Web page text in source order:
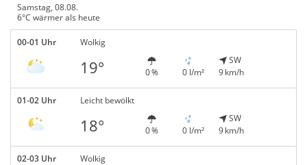
Samstag, 08.08.
6°C wärmer als heute
00-01 Uhr Wolkig
19° 0 % 0 l/m²
SW
9 km/h
01-02 Uhr Leicht bewölkt
18° 0 % 0 l/m²
SW
9 km/h
02-03 Uhr Wolkig